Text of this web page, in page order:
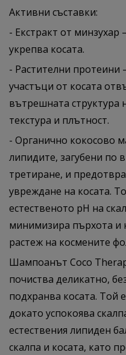
Активни съставки:
- Екстракт от минзухар
укрепва косата.
- Растителни протеини
участъци от косата
вътрешната структура
текстура и плътност.
- Органично кокосово
липидите, загубени по
третиране, и
увреждане на косата.
естественото pH на
минимизира пърхота и
растеж на космените
Шампоанът Coco
почиства деликатно,
подхранва косата. Той
докато успокоява
естествения липиден
скалпа и косата, като